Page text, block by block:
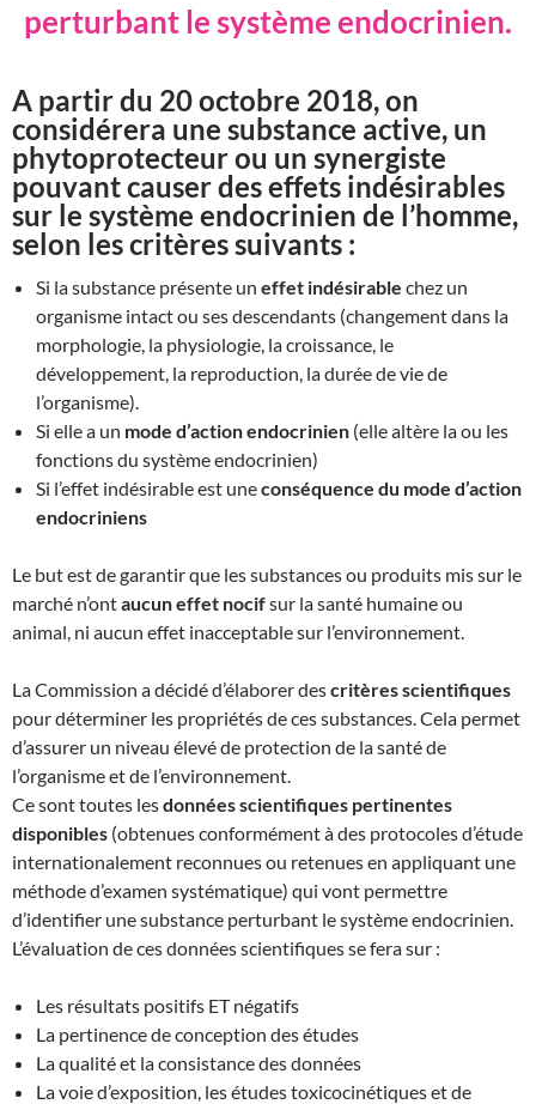
perturbant le système endocrinien.
A partir du 20 octobre 2018, on
considérera une substance active, un
phytoprotecteur ou un synergiste
pouvant causer des effets indésirables
sur le système endocrinien de l’homme,
selon les critères suivants :
Si la substance présente un effet indésirable chez un
organisme intact ou ses descendants (changement dans la
morphologie, la physiologie, la croissance, le
développement, la reproduction, la durée de vie de
l’organisme).
Si elle a un mode d’action endocrinien (elle altère la ou les
fonctions du système endocrinien)
Si l’effet indésirable est uneconséquence du mode d’action
endocriniens
Le but est de garantir que les substances ou produits mis sur le
marché n’ontaucun effet nocifsur la santé humaine ou
animal, ni aucun effet inacceptable sur l’environnement.
La Commission a décidé d’élaborer descritères scientifiques
pour déterminer les propriétés de ces substances. Cela permet
d’assurer un niveau élevé de protection de la santé de
l’organisme et de l’environnement.
Ce sont toutes lesdonnées scientifiques pertinentes
disponibles (obtenues conformément à des protocoles d’étude
internationalement reconnues ou retenues en appliquant une
méthode d’examen systématique) qui vont permettre
d’identifier une substance perturbant le système endocrinien.
L’évaluation de ces données scientifiques se fera sur :
Les résultats positifs ET négatifs
La pertinence de conception des études
La qualité et la consistance des données
La voie d’exposition, les études toxicocinétiques et de